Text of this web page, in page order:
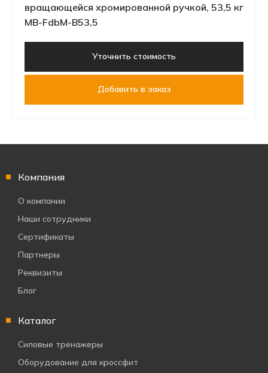
вращающейся хромированной ручкой, 53,5 кг
MB-FdbM-B53,5
Уточнить стоимость
Добавить в заказ
Компания
О компании
Наши сотрудники
Сертификаты
Партнеры
Реквизиты
Блог
Каталог
Силовые тренажеры
Оборудование для кроссфит